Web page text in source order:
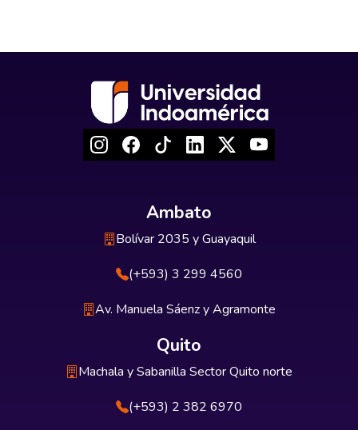
Ambato
Bolívar 2035 y Guayaquil
(+593) 3 299 4560
Av. Manuela Sáenz y Agramonte
Quito
Machala y Sabanilla Sector Quito norte
(+593) 2 382 6970